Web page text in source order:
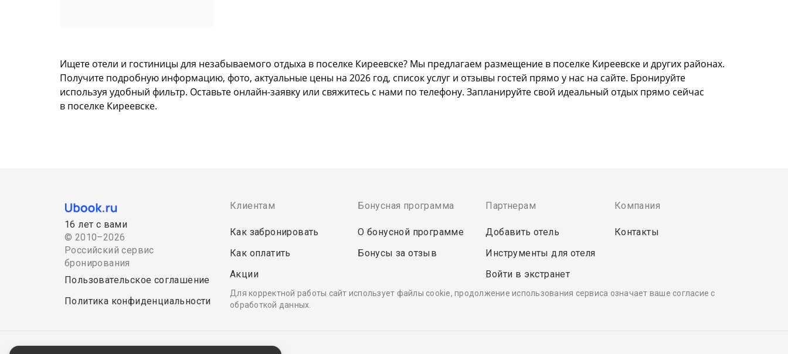
Ищете отели и гостиницы для незабываемого отдыха в поселке Киреевске? Мы предлагаем размещение в поселке Киреевске и других районах.
Получите подробную информацию, фото, актуальные цены на 2026 год, список услуг и отзывы гостей прямо у нас на сайте. Бронируйте
используя удобный фильтр. Оставьте онлайн-заявку или свяжитесь с нами по телефону. Запланируйте свой идеальный отдых прямо сейчас
в поселке Киреевске.
16 лет с вами
© 2010–2026
Российский сервис
бронирования
Пользовательское соглашение
Политика конфиденциальности
Клиентам
Как забронировать
Как оплатить
Акции
Бонусная программа
О бонусной программе
Бонусы за отзыв
Партнерам
Добавить отель
Инструменты для отеля
Войти в экстранет
Компания
Контакты
Для корректной работы сайт использует файлы cookie, продолжение использования сервиса означает ваше согласие с
обработкой данных.